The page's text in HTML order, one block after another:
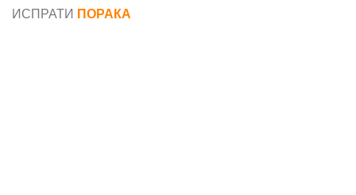
ИСПРАТИ ПОРАКА